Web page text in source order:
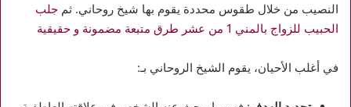
النصيب من خلال طقوس محددة يقوم بها شيخ روحاني. ثم جلب
الحبيب للزواج بالمني 1 من عشر طرق متبعة مضمونة و حقيقية
في أغلب الأحيان، يقوم الشيخ الروحاني بـ: